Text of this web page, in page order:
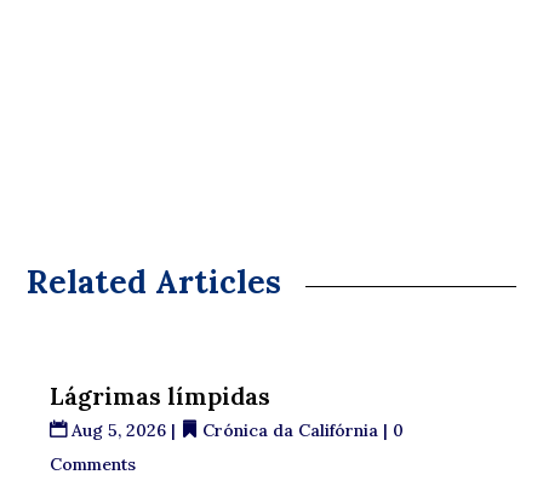
Related Articles
Lágrimas límpidas
Aug 5, 2026 | Crónica da Califórnia | 0
Comments